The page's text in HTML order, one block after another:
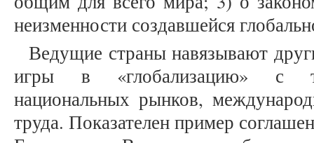
неизменности создавшейся
Ведущие страны навязывают
игры в «глобализацию» с
национальных рынков,
труда. Показателен пример